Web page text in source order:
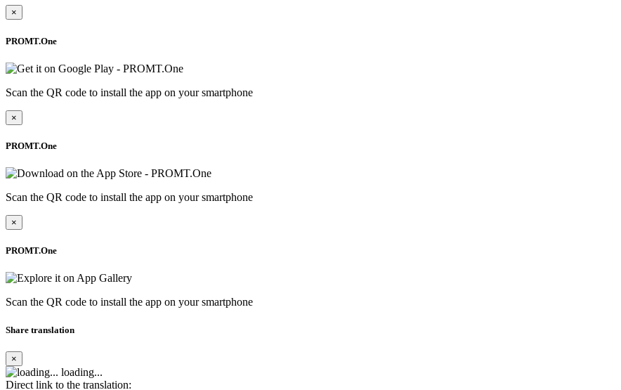
×
PROMT.One
Scan the QR code to install the app on your smartphone
×
PROMT.One
Scan the QR code to install the app on your smartphone
×
PROMT.One
Scan the QR code to install the app on your smartphone
Share translation
×
loading...
Direct link to the translation: